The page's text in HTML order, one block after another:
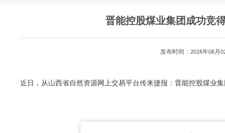
晋能控股煤业集团成功竞
发布时间：2026年06
近日，从山西省自然资源网上交易平台传来捷报：晋能控股煤业